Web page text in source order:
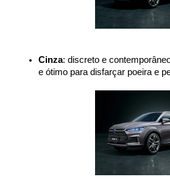
Cinza: discreto e
e ótimo para disfarçar poeira e